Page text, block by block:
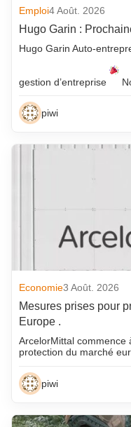
Emploi4 Août. 2026
Hugo Garin :
Hugo Garin Auto-
gestion d’entreprise
piwi
Economie3 Août. 2026
Mesures prises pour
Europe .
ArcelorMittal commence
protection du marché
piwi